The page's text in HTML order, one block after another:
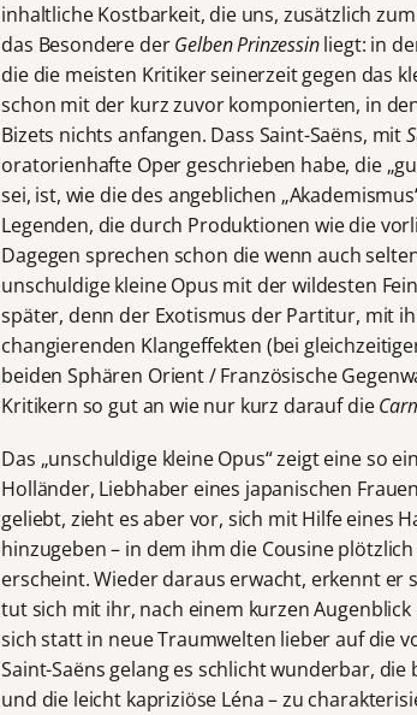
inhaltliche Kostbarkeit, die uns, zusätzlich
das Besondere derGelben Prinzessinliegt: in
die die meisten Kritiker seinerzeit gegen das
schon mit der kurz zuvor komponierten, in
Bizets nichts anfangen. Dass Saint-Saëns, mit
oratorienhafte Oper geschrieben habe, die
sei, ist, wie die des angeblichen
Legenden, die durch Produktionen wie die
Dagegen sprechen schon die wenn auch
unschuldige kleine Opus mit der wildesten
später, denn der Exotismus der Partitur, mit
changierenden Klangeffekten (bei
beiden Sphären Orient / Französische
Kritikern so gut an wie nur kurz darauf die
Das „unschuldige kleine Opus“ zeigt eine so
Holländer, Liebhaber eines japanischen
geliebt, zieht es aber vor, sich mit Hilfe eines
hinzugeben – in dem ihm die Cousine
erscheint. Wieder daraus erwacht, erkennt er
tut sich mit ihr, nach einem kurzen
sich statt in neue Traumwelten lieber auf die
Saint-Saëns gelang es schlicht wunderbar,
und die leicht kapriziöse Léna – zu